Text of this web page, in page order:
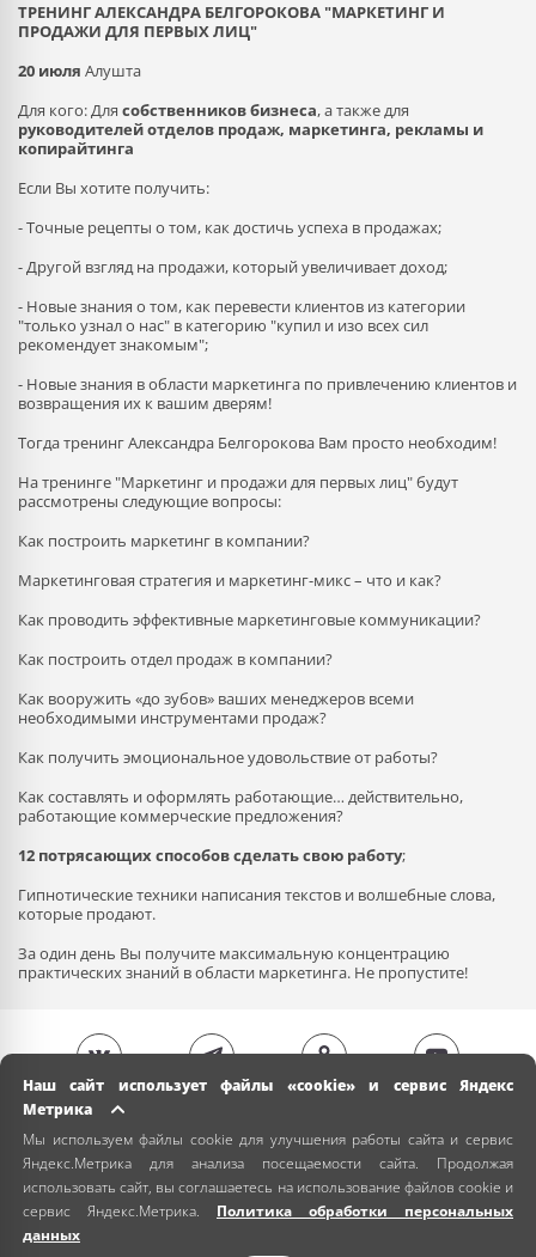
ТРЕНИНГ АЛЕКСАНДРА БЕЛГОРОКОВА "МАРКЕТИНГ И
ПРОДАЖИ ДЛЯ ПЕРВЫХ ЛИЦ"
20 июля Алушта
Для кого: Для собственников бизнеса, а также для
руководителей отделов продаж, маркетинга, рекламы и
копирайтинга
Если Вы хотите получить:
- Точные рецепты о том, как достичь успеха в продажах;
- Другой взгляд на продажи, который увеличивает доход;
- Новые знания о том, как перевести клиентов из категории
"только узнал о нас" в категорию "купил и изо всех сил
рекомендует знакомым";
- Новые знания в области маркетинга по привлечению клиентов и
возвращения их к вашим дверям!
Тогда тренинг Александра Белгорокова Вам просто необходим!
На тренинге "Маркетинг и продажи для первых лиц" будут
рассмотрены следующие вопросы:
Как построить маркетинг в компании?
Маркетинговая стратегия и маркетинг-микс – что и как?
Как проводить эффективные маркетинговые коммуникации?
Как построить отдел продаж в компании?
Как вооружить «до зубов» ваших менеджеров всеми
необходимыми инструментами продаж?
Как получить эмоциональное удовольствие от работы?
Как составлять и оформлять работающие… действительно,
работающие коммерческие предложения?
12 потрясающих способов сделать свою работу;
Гипнотические техники написания текстов и волшебные слова,
которые продают.
За один день Вы получите максимальную концентрацию
практических знаний в области маркетинга. Не пропустите!
Наш сайт использует файлы «cookie» и сервис Яндекс
Метрика
Мы используем файлы cookie для улучшения работы сайта и сервис
Яндекс.Метрика для анализа посещаемости сайта. Продолжая
использовать сайт, вы соглашаетесь на использование файлов cookie и
сервис Яндекс.Метрика. Политика обработки персональных
данных